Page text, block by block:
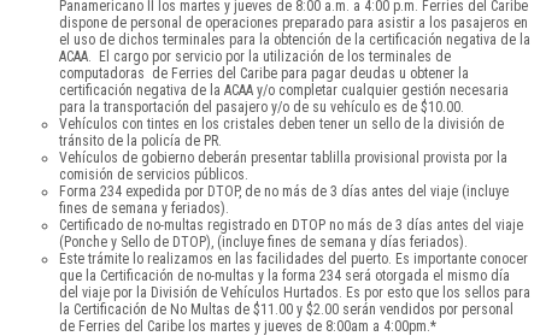
Panamericano II los martes y jueves de 8:00 a.m. a 4:00 p.m. Ferries del Caribe
dispone de personal de operaciones preparado para asistir a los pasajeros en
el uso de dichos terminales para la obtención de la certificación negativa de la
ACAA. El cargo por servicio por la utilización de los terminales de
computadoras de Ferries del Caribe para pagar deudas u obtener la
certificación negativa de la ACAA y/o completar cualquier gestión necesaria
para la transportación del pasajero y/o de su vehículo es de $10.00.
Vehículos con tintes en los cristales deben tener un sello de la división de
tránsito de la policía de PR.
Vehículos de gobierno deberán presentar tablilla provisional provista por la
comisión de servicios públicos.
Forma 234 expedida por DTOP, de no más de 3 días antes del viaje (incluye
fines de semana y feriados).
Certificado de no-multas registrado en DTOP no más de 3 días antes del viaje
(Ponche y Sello de DTOP), (incluye fines de semana y días feriados).
Este trámite lo realizamos en las facilidades del puerto. Es importante conocer
que la Certificación de no-multas y la forma 234 será otorgada el mismo día
del viaje por la División de Vehículos Hurtados. Es por esto que los sellos para
la Certificación de No Multas de $11.00 y $2.00 serán vendidos por personal
de Ferries del Caribe los martes y jueves de 8:00am a 4:00pm.*